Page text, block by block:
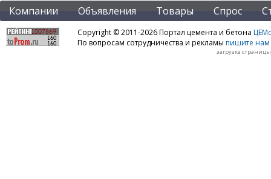
Компании Объявления Товары Спрос
Copyright © 2011-2026 Портал цемента и бетона
По вопросам сотрудничества и рекламы пишите нам
загрузка